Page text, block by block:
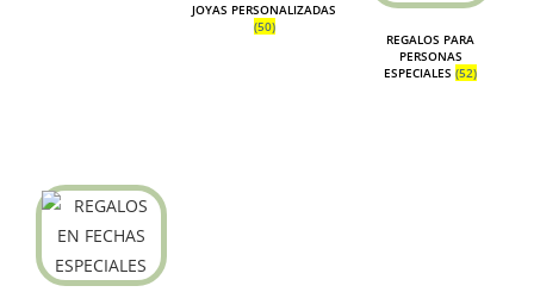
JOYAS PERSONALIZADAS
(50)
REGALOS PARA
PERSONAS
ESPECIALES(52)